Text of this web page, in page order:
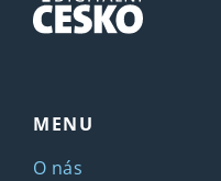
MENU
O nás